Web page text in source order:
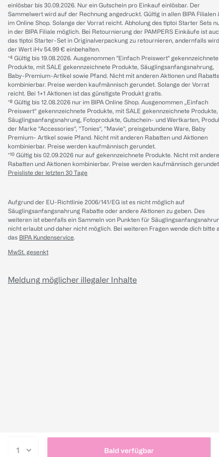
Bald verfügbar
einlösbar bis 30.09.2026. Nur ein Gutschein pro Einkauf einlösbar. Der
Sammelwert wird auf der Rechnung angedruckt. Gültig in allen BIPA Filialen
im Online Shop. Solange der Vorrat reicht. Abholung des tiptoi Starter Sets
in der BIPA Filiale möglich. Bei Retournierung der PAMPERS Einkäufe ist
das tiptoi Starter-Set in Originalverpackung zu retournieren, andernfalls wird
der Wert iHv 54.99 € einbehalten.
*⁴ Gültig bis 19.08.2026. Ausgenommen "Einfach Preiswert" gekennzeichnete
Produkte, mit SALE gekennzeichnete Produkte, Säuglingsanfangsnahrung,
Baby-Premium-Artikel sowie Pfand. Nicht mit anderen Aktionen und
kombinierbar. Preise werden kaufmännisch gerundet. Solange der Vorrat
reicht. Bei 1+1 Aktionen ist das günstigste Produkt gratis.
*⁸ Gültig bis 12.08.2026 nur im BIPA Online Shop. Ausgenommen „Einfach
Preiswert“ gekennzeichnete Produkte, mit SALE gekennzeichnete Produkte,
Säuglingsanfangsnahrung, Fotoprodukte, Gutschein- und Wertkarten,
der Marke “Accessories“, “Tonies“, “Mavie“, preisgebundene Ware, Baby
Premium- Artikel sowie Pfand. Nicht mit anderen Rabatten und Aktionen
kombinierbar. Preise werden kaufmännisch gerundet.
*¹⁰ Gültig bis 02.09.2026 nur auf gekennzeichnete Produkte. Nicht mit
Rabatten und Aktionen kombinierbar. Preise werden kaufmännisch
Preisliste der letzten 30 Tage
Aufgrund der EU-Richtlinie 2006/141/EG ist es nicht möglich auf
Säuglingsanfangsnahrung Rabatte oder andere Aktionen zu geben. Des
weiteren ist ebenfalls ein Sammeln von Punkten für
nicht erlaubt und daher nicht möglich. Bei weiteren Fragen wende dich bitte
das BIPA Kundenservice.
MwSt. gesenkt
Meldung möglicher illegaler Inhalte